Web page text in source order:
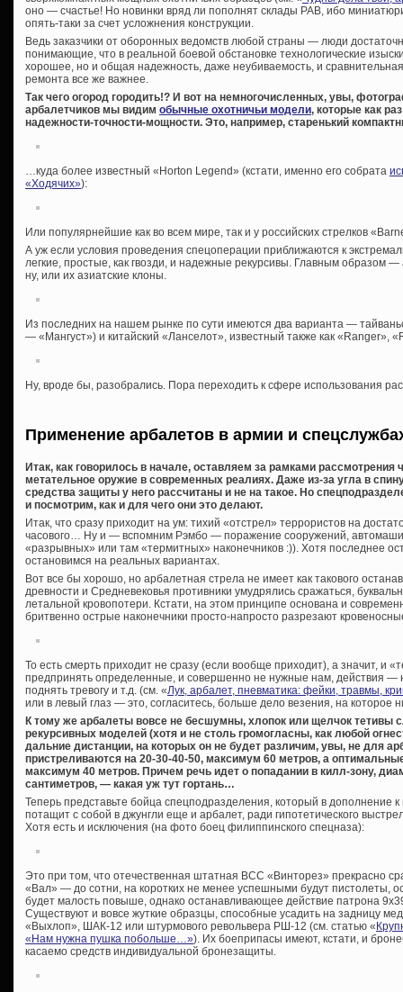
оно — счастье! Но новинки вряд ли пополнят склады РАВ, ибо
опять-таки за счет усложнения конструкции.
Ведь заказчики от оборонных ведомств любой страны — люди
понимающие, что в реальной боевой обстановке технологические
хорошее, но и общая надежность, даже неубиваемость, и
ремонта все же важнее.
Так чего огород городить!? И вот на немногочисленных, увы,
арбалетчиков мы видим обычные охотничьи модели, которые как
надежности-точности-мощности. Это, например, старенький
…куда более известный «Horton Legend» (кстати, именно его собрата
«Ходячих»):
Или популярнейшие как во всем мире, так и у российских стрелков
А уж если условия проведения спецоперации приближаются к
легкие, простые, как гвозди, и надежные рекурсивы. Главным образом
ну, или их азиатские клоны.
Из последних на нашем рынке по сути имеются два варианта —
— «Мангуст») и китайский «Ланселот», известный также как «Ranger»,
Ну, вроде бы, разобрались. Пора переходить к сфере использования
Применение арбалетов в армии и
Итак, как говорилось в начале, оставляем за рамками рассмотрения
метательное оружие в современных реалиях. Даже из-за угла в
средства защиты у него рассчитаны и не на такое. Но
и посмотрим, как и для чего они это делают.
Итак, что сразу приходит на ум: тихий «отстрел» террористов на
часового… Ну и — вспомним Рэмбо — поражение сооружений,
«разрывных» или там «термитных» наконечников :)). Хотя последнее
остановимся на реальных вариантах.
Вот все бы хорошо, но арбалетная стрела не имеет как такового
древности и Средневековья противники умудрялись сражаться,
летальной кровопотери. Кстати, на этом принципе основана и
бритвенно острые наконечники просто-напросто разрезают
То есть смерть приходит не сразу (если вообще приходит), а значит, и
предпринять определенные, и совершенно не нужные нам, действия —
поднять тревогу и т.д. (см. «Лук, арбалет, пневматика: фейки, травмы,
или в левый глаз — это, согласитесь, больше дело везения, на которое
К тому же арбалеты вовсе не бесшумны, хлопок или щелчок
рекурсивных моделей (хотя и не столь громогласны, как любой
дальние дистанции, на которых он не будет различим, увы, не для
пристреливаются на 20-30-40-50, максимум 60 метров, а
максимум 40 метров. Причем речь идет о попадании в килл-зону,
сантиметров, — какая уж тут гортань…
Теперь представьте бойца спецподразделения, который в дополнение
потащит с собой в джунгли еще и арбалет, ради гипотетического
Хотя есть и исключения (на фото боец филиппинского спецназа):
Это при том, что отечественная штатная ВСС «Винторез» прекрасно
«Вал» — до сотни, на коротких не менее успешными будут пистолеты,
будет малость повыше, однако останавливающее действие патрона
Существуют и вовсе жуткие образцы, способные усадить на задницу
«Выхлоп», ШАК-12 или штурмового револьвера РШ-12 (см. статью «
«Нам нужна пушка побольше…»). Их боеприпасы имеют, кстати, и
касаемо средств индивидуальной бронезащиты.